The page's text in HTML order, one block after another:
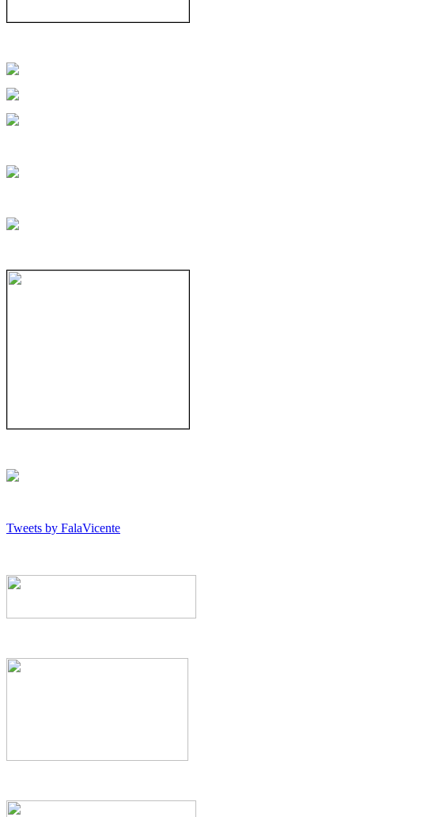
Tweets by FalaVicente